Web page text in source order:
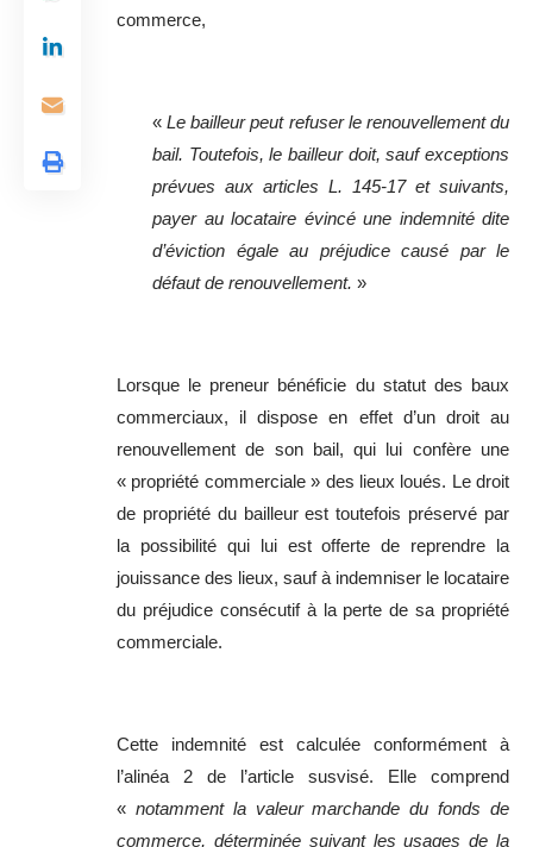
commerce,
«Le bailleur peut refuser le renouvellement du
bail. Toutefois, le bailleur doit, sauf exceptions
prévues aux articles L. 145-17 et suivants,
payer au locataire évincé une indemnité dite
d’éviction égale au préjudice causé par le
défaut de renouvellement. »
Lorsque le preneur bénéficie du statut des baux
commerciaux, il dispose en effet d’un droit au
renouvellement de son bail, qui lui confère une
« propriété commerciale » des lieux loués. Le droit
de propriété du bailleur est toutefois préservé par
la possibilité qui lui est offerte de reprendre la
jouissance des lieux, sauf à indemniser le locataire
du préjudice consécutif à la perte de sa propriété
commerciale.
Cette indemnité est calculée conformément à
l’alinéa 2 de l’article susvisé. Elle comprend
« notamment la valeur marchande du fonds de
commerce, déterminée suivant les usages de la